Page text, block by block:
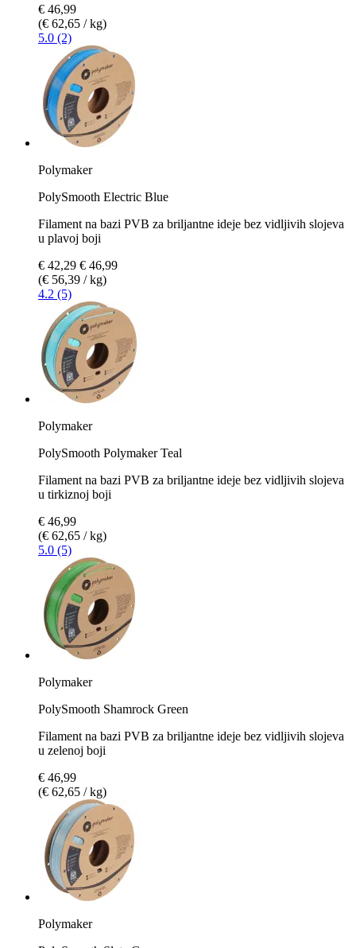
€ 46,99
(€ 62,65 / kg)
5.0 (2)
Polymaker
PolySmooth Electric Blue
Filament na bazi PVB za briljantne ideje bez vidljivih slojeva
u plavoj boji
€ 42,29 € 46,99
(€ 56,39 / kg)
4.2 (5)
Polymaker
PolySmooth Polymaker Teal
Filament na bazi PVB za briljantne ideje bez vidljivih slojeva
u tirkiznoj boji
€ 46,99
(€ 62,65 / kg)
5.0 (5)
Polymaker
PolySmooth Shamrock Green
Filament na bazi PVB za briljantne ideje bez vidljivih slojeva
u zelenoj boji
€ 46,99
(€ 62,65 / kg)
Polymaker